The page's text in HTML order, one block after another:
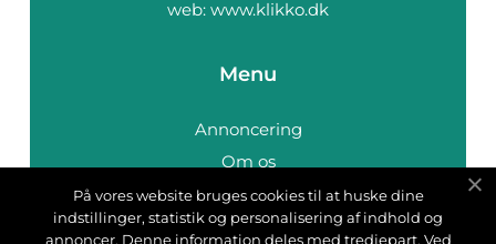
web: www.klikko.dk
Menu
Annoncering
Om os
Cookies
Kontakt os
På vores website bruges cookies til at huske dine
indstillinger, statistik og personalisering af indhold og
annoncer. Denne information deles med tredjepart. Ved